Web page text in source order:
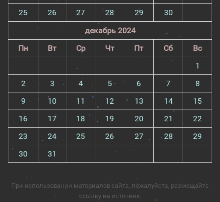
25
26 27 28 29
30
декабрь 2024
Пн
Вт Ср Чт Пт Сб
Вс
1
2
3 4 5 6 7
8
9
10 11 12 13 14
15
16
17 18 19 20 21
22
23
24 25 26 27 28
29
30
31
При использовании материалов сайта, пожалуйста, размещайте
ссылку на источник.